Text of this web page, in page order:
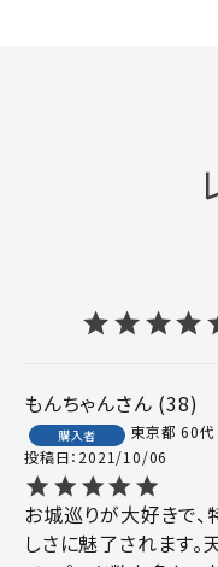
もんちゃん 38
購入者 東京都 60代
投稿日 2021/10/06
お城巡りが大好きで
しさに魅了されます